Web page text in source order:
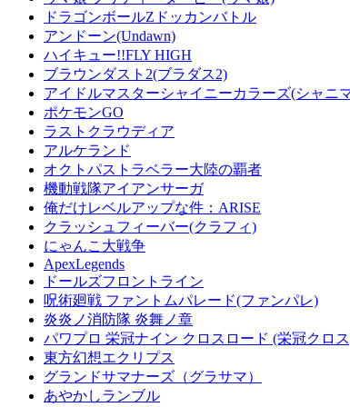
ドラゴンボールZドッカンバトル
アンドーン(Undawn)
ハイキュー!!FLY HIGH
ブラウンダスト2(ブラダス2)
アイドルマスターシャイニーカラーズ(シャニ
ポケモンGO
ラストクラウディア
アルケランド
オクトパストラベラー大陸の覇者
機動戦隊アイアンサーガ
俺だけレベルアップな件：ARISE
クラッシュフィーバー(クラフィ)
にゃんこ大戦争
ApexLegends
ドールズフロントライン
呪術廻戦 ファントムパレード(ファンパレ)
炎炎ノ消防隊 炎舞ノ章
パワプロ 栄冠ナイン クロスロード (栄冠クロ
東方幻想エクリプス
グランドサマナーズ（グラサマ）
あやかしランブル